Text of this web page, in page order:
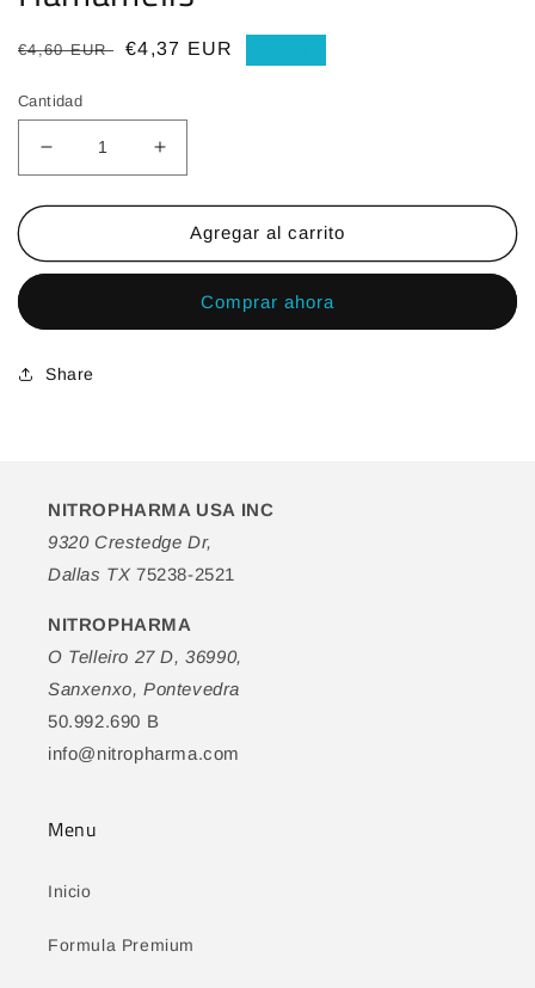
Precio
€4,60 EUR
Precio
€4,37 EUR
Cantidad
Reducir
cantidad
para
Agua
Aumentar
cantidad
para
Bifemme
Agua
Hamamelis
Agregar al carrito
Comprar ahora
Share
NITROPHARMA USA INC
9320 Crestedge Dr,
Dallas TX 75238-2521
NITROPHARMA
O Telleiro 27 D, 36990,
Sanxenxo, Pontevedra
50.992.690 B
info@nitropharma.com
Menu
Inicio
Formula Premium